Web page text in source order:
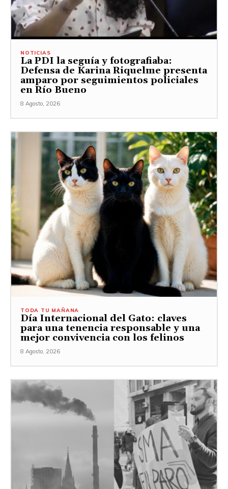
NOTICIAS
La PDI la seguía y fotografiaba:
Defensa de Karina Riquelme presenta
amparo por seguimientos policiales
en Río Bueno
8 Agosto, 2026
TODA TU MAÑANA
Día Internacional del Gato: claves
para una tenencia responsable y una
mejor convivencia con los felinos
8 Agosto, 2026